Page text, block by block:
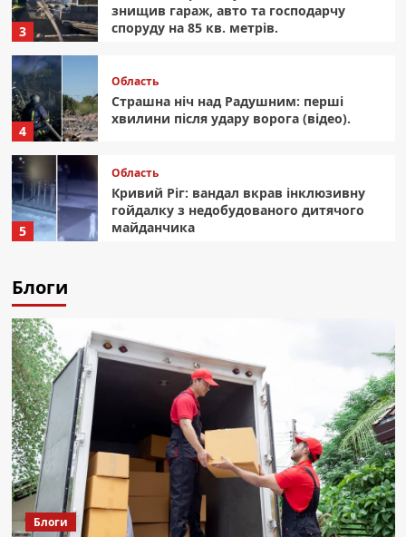
3
знищив гараж, авто та господарчу
споруду на 85 кв. метрів.
4
Область
Страшна ніч над Радушним: перші
хвилини після удару ворога (відео).
5
Область
Кривий Ріг: вандал вкрав інклюзивну
гойдалку з недобудованого дитячого
майданчика
Блоги
Блоги